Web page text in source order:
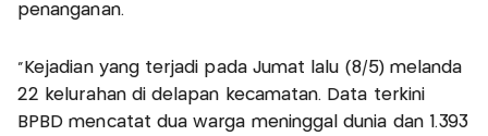
penanganan.
“Kejadian yang terjadi pada Jumat lalu (8/5) melanda
22 kelurahan di delapan kecamatan. Data terkini
BPBD mencatat dua warga meninggal dunia dan 1.393